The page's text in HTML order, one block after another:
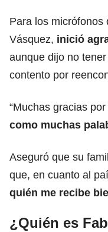
Para los micrófonos
Vásquez, inició
aunque dijo no
contento por
“Muchas gracias
como muchas
Aseguró que su
que, en cuanto al
quién me recibe
¿Quién es